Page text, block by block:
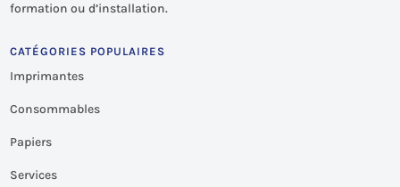
formation ou d’installation.
CATÉGORIES POPULAIRES
Imprimantes
Consommables
Papiers
Services